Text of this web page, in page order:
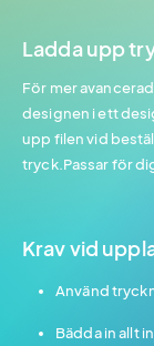
Ladda upp
För mer
designen i ett
upp filen vid
tryck.Passar för
Krav vid
Använd
Bädda in allt